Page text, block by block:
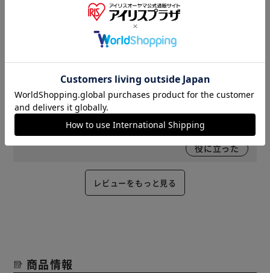
綺麗な茶色で、どのような鉢にも合います。値段と見た目に
役に立った
2021/02/15
ごんしろう(女性)
しっかりした作りです。鉢とセットで購入して正解でした。
役に立った
レビューをもっと見る
商品情報